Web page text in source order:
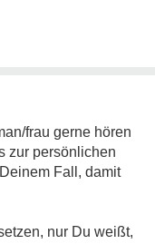
frau gerne hören
zur persönlichen
Fall, damit
nur Du weißt,